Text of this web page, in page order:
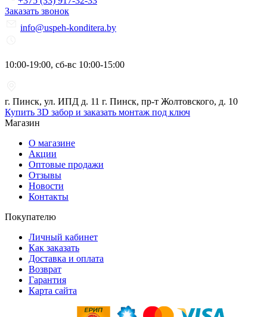
Заказать звонок
info@uspeh-konditera.by
10:00-19:00, сб-вс 10:00-15:00
г. Пинск, ул. ИПД д. 11 г. Пинск, пр-т Жолтовского, д. 10
Купить 3D забор и заказать монтаж под ключ
Магазин
О магазине
Акции
Оптовые продажи
Отзывы
Новости
Контакты
Покупателю
Личный кабинет
Как заказать
Доставка и оплата
Возврат
Гарантия
Карта сайта